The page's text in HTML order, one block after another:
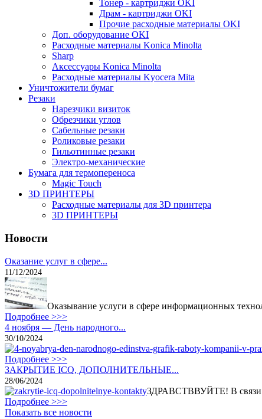
Тонер - картриджи OKI
Драм - картриджи OKI
Прочие расходные материалы OKI
Доп. оборудование OKI
Расходные материалы Konica Minolta
Sharp
Аксессуары Konica Minolta
Расходные материалы Kyocera Mita
Уничтожители бумаг
Резаки
Нарезчики визиток
Обрезчики углов
Сабельные резаки
Роликовые резаки
Гильотинные резаки
Электро-механические
Бумага для термопереноса
Magic Touch
3D ПРИНТЕРЫ
Расходные материалы для 3D принтера
3D ПРИНТЕРЫ
Новости
Оказание услуг в сфере...
11/12/2024
Оказывание услуги в сфере информационных
Подробнее >>>
4 ноября — День народного...
30/10/2024
Подробнее >>>
ЗАКРЫТИЕ ICQ, ДОПОЛНИТЕЛЬНЫЕ...
28/06/2024
ЗДРАВСТВВУЙТЕ! В связи
Подробнее >>>
Показать все новости